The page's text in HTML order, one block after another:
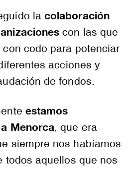
la colaboración
con las que
codo para potenciar
acciones y
de fondos.
estamos
Menorca, que era
siempre nos habíamos
todos aquellos que nos